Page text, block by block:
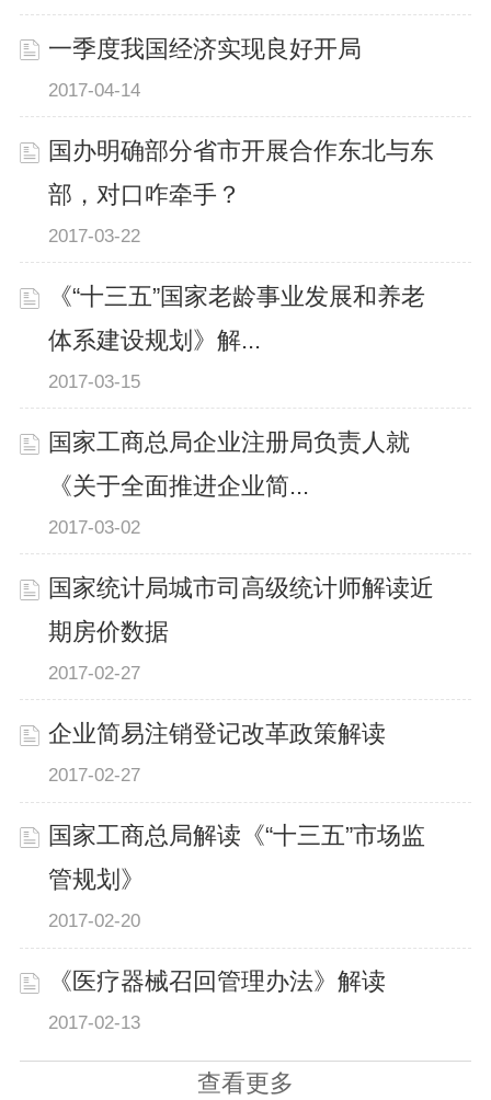
一季度我国经济实现良好开局
2017-04-14
国办明确部分省市开展合作东北与东
部，对口咋牵手？
2017-03-22
《“十三五”国家老龄事业发展和养老
体系建设规划》解...
2017-03-15
国家工商总局企业注册局负责人就
《关于全面推进企业简...
2017-03-02
国家统计局城市司高级统计师解读近
期房价数据
2017-02-27
企业简易注销登记改革政策解读
2017-02-27
国家工商总局解读《“十三五”市场监
管规划》
2017-02-20
《医疗器械召回管理办法》解读
2017-02-13
查看更多